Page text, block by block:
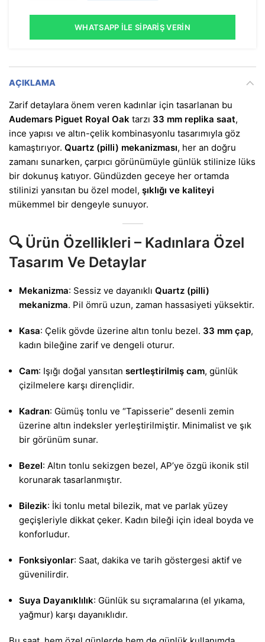
WHATSAPP İLE SIPARIŞ VERIN
AÇIKLAMA
Zarif detaylara önem veren kadınlar için tasarlanan bu
Audemars Piguet Royal Oak tarzı 33 mm replika saat,
ince yapısı ve altın-çelik kombinasyonlu tasarımıyla göz
kamaştırıyor. Quartz (pilli) mekanizması, her an doğru
zamanı sunarken, çarpıcı görünümüyle günlük stilinize lüks
bir dokunuş katıyor. Gündüzden geceye her ortamda
stilinizi yansıtan bu özel model, şıklığı ve kaliteyi
mükemmel bir dengeyle sunuyor.
🔍 Ürün Özellikleri – Kadınlara Özel
Tasarım Ve Detaylar
Mekanizma: Sessiz ve dayanıklı Quartz (pilli)
mekanizma. Pil ömrü uzun, zaman hassasiyeti yüksektir.
Kasa: Çelik gövde üzerine altın tonlu bezel. 33 mm çap,
kadın bileğine zarif ve dengeli oturur.
Cam: Işığı doğal yansıtan sertleştirilmiş cam, günlük
çizilmelere karşı dirençlidir.
Kadran: Gümüş tonlu ve “Tapisserie” desenli zemin
üzerine altın indeksler yerleştirilmiştir. Minimalist ve şık
bir görünüm sunar.
Bezel: Altın tonlu sekizgen bezel, AP’ye özgü ikonik stil
korunarak tasarlanmıştır.
Bilezik: İki tonlu metal bilezik, mat ve parlak yüzey
geçişleriyle dikkat çeker. Kadın bileği için ideal boyda ve
konforludur.
Fonksiyonlar: Saat, dakika ve tarih göstergesi aktif ve
güvenilirdir.
Suya Dayanıklılık: Günlük su sıçramalarına (el yıkama,
yağmur) karşı dayanıklıdır.